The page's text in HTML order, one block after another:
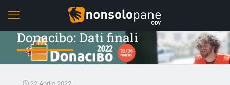
Donacibo: Dati finali